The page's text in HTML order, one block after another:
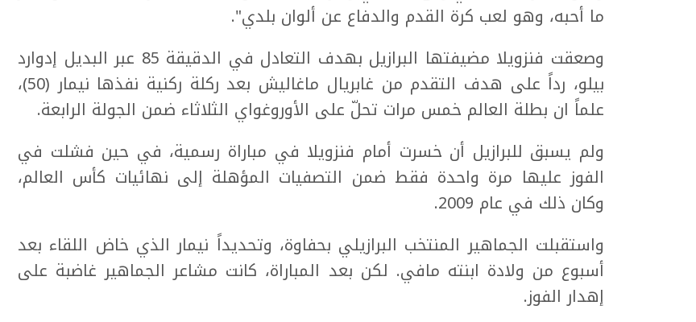
ما أحبه، وهو لعب كرة القدم والدفاع عن ألوان بلدي".
وصعقت فنزويلا مضيفتها البرازيل بهدف التعادل في الدقيقة 85 عبر البديل إدوارد
بيلو، رداً على هدف التقدم من غابريال ماغاليش بعد ركلة ركنية نفذها نيمار (50)،
علماً ان بطلة العالم خمس مرات تحلّ على الأوروغواي الثلاثاء ضمن الجولة الرابعة.
ولم يسبق للبرازيل أن خسرت أمام فنزويلا في مباراة رسمية، في حين فشلت في
الفوز عليها مرة واحدة فقط ضمن التصفيات المؤهلة إلى نهائيات كأس العالم،
وكان ذلك في عام 2009.
واستقبلت الجماهير المنتخب البرازيلي بحفاوة، وتحديداً نيمار الذي خاض اللقاء بعد
أسبوع من ولادة ابنته مافي. لكن بعد المباراة، كانت مشاعر الجماهير غاضبة على
إهدار الفوز.